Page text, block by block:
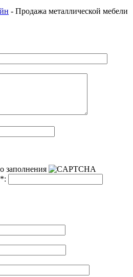
- Продажа металлической мебели
заполнения
*: